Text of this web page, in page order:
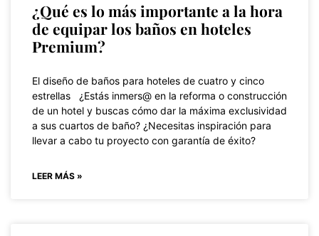
¿Qué es lo más importante a la hora
de equipar los baños en hoteles
Premium?
El diseño de baños para hoteles de cuatro y cinco
estrellas ¿Estás inmers@ en la reforma o construcción
de un hotel y buscas cómo dar la máxima exclusividad
a sus cuartos de baño? ¿Necesitas inspiración para
llevar a cabo tu proyecto con garantía de éxito?
LEER MÁS »